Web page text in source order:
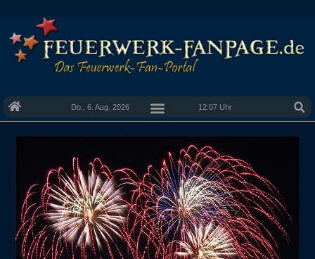
Do., 6. Aug. 2026 12:07 Uhr